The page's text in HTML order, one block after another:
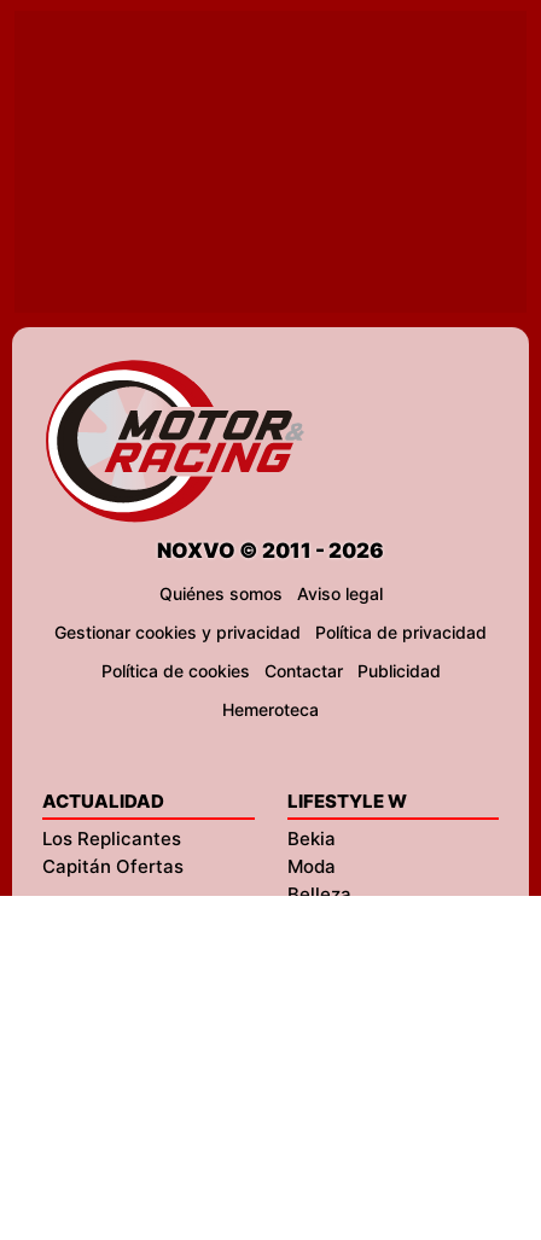
NOXVO © 2011 - 2026
Quiénes somos
Aviso legal
Gestionar cookies y privacidad
Política de privacidad
Política de cookies
Contactar
Publicidad
Hemeroteca
ACTUALIDAD
Los Replicantes
Capitán Ofertas
LIFESTYLE W
Bekia
Moda
Belleza